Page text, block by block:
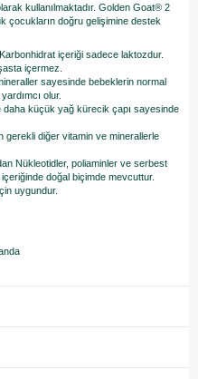
kullanılmaktadır. Golden Goat® 2
çocukların doğru gelişimine destek
içeriği sadece laktozdur.
içermez.
sayesinde bebeklerin normal
olur.
daha küçük yağ kürecik çapı sayesinde
gerekli diğer vitamin ve minerallerle
Nükleotidler, poliaminler ve serbest
doğal biçimde mevcuttur.
uygundur.